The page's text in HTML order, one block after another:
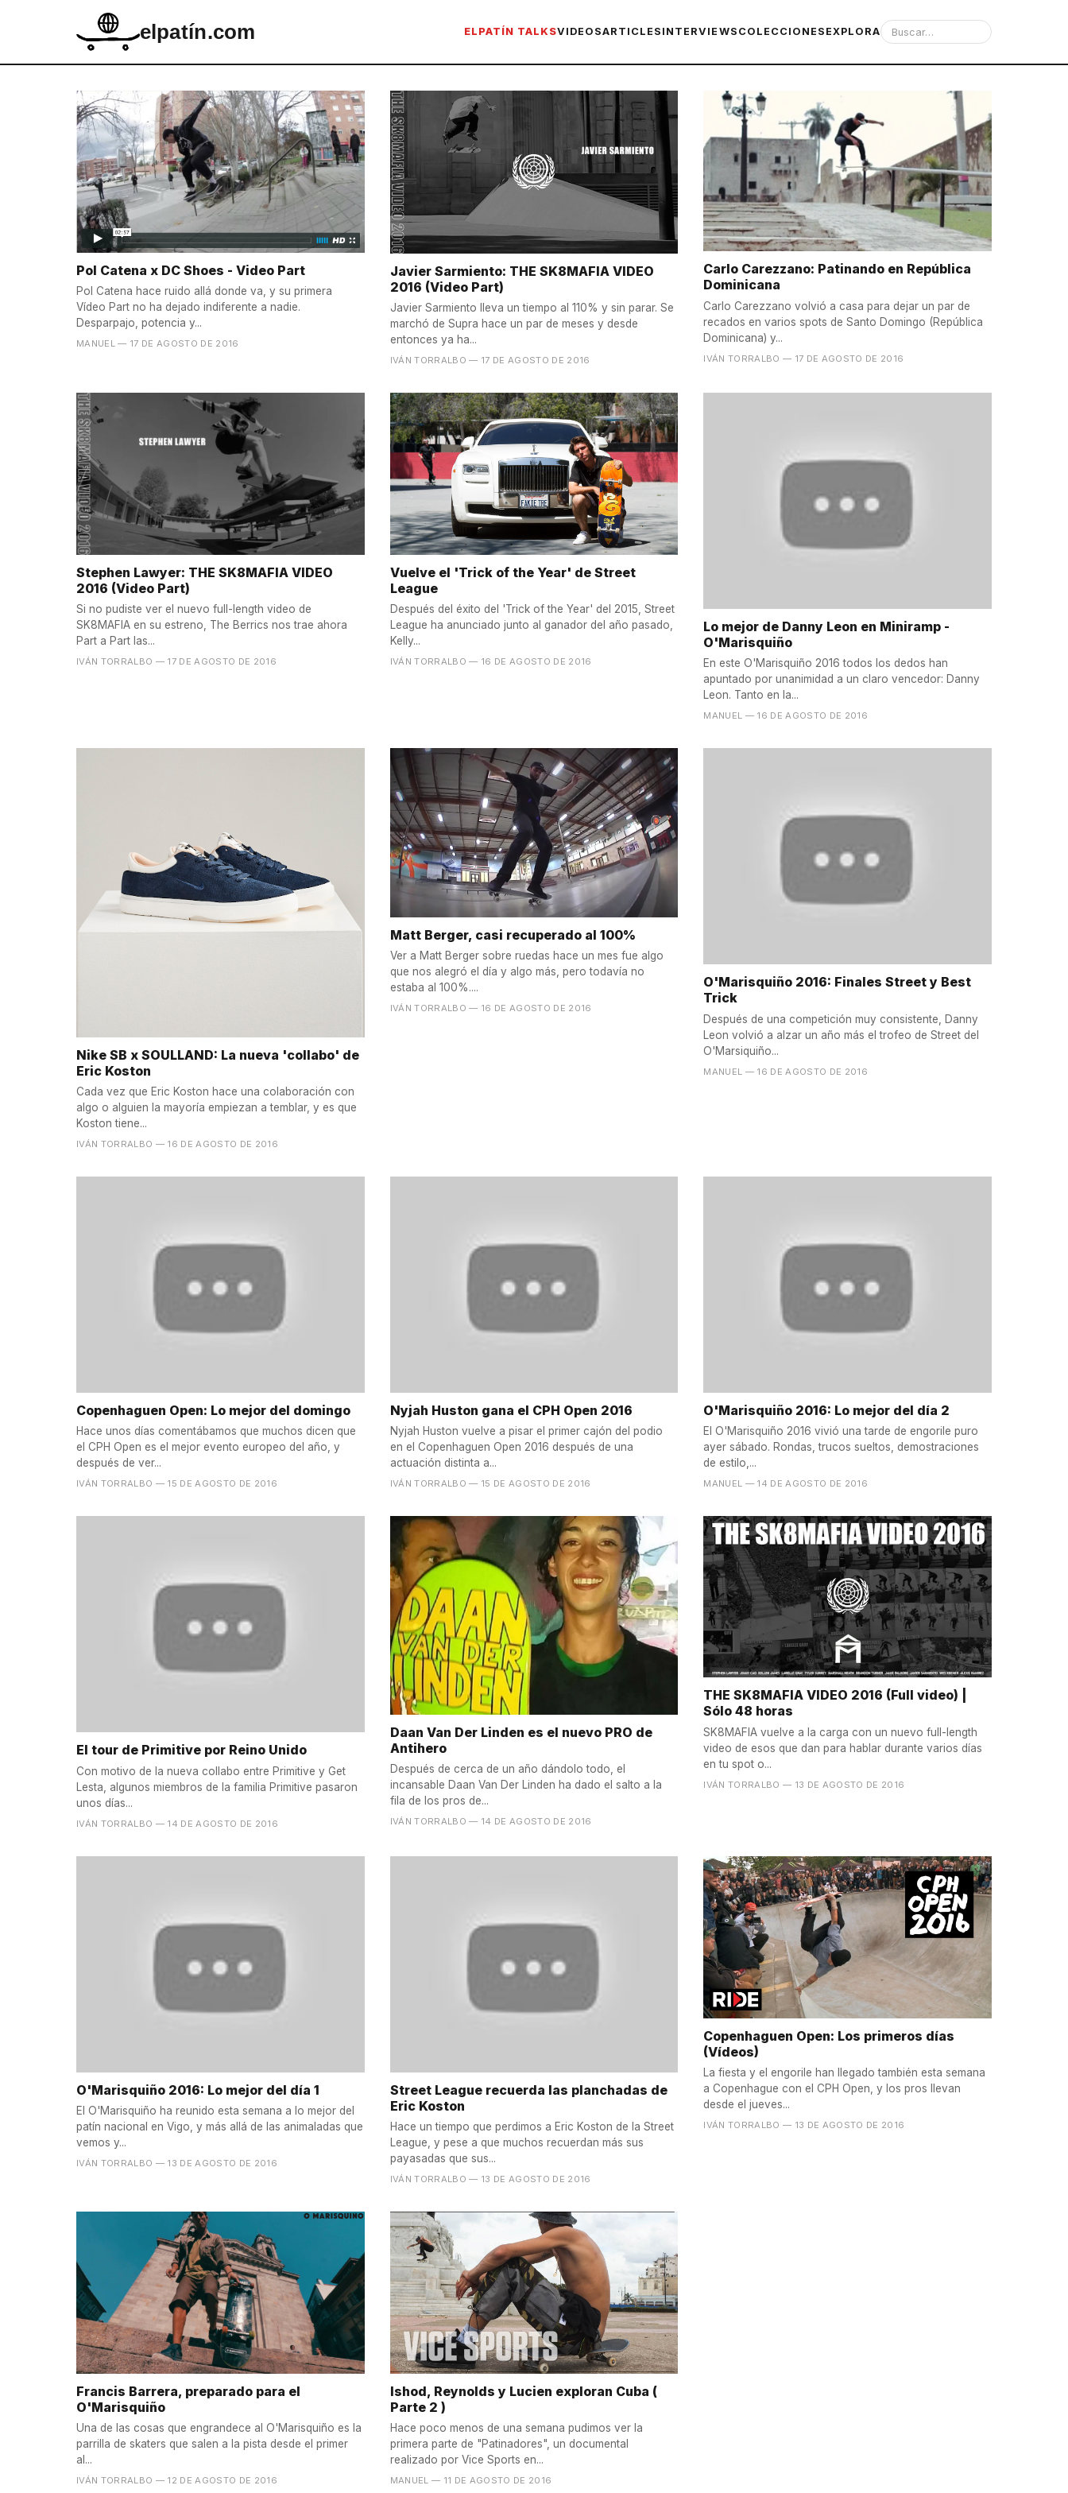
elpatín.com ELPATÍN TALKSVIDEOSARTICLES INTERVIEWS COLECCIONES EXPLORA
Pol Catena x DC Shoes - Video Part
Pol Catena hace ruido allá donde va, y su primera
Vídeo Part no ha dejado indiferente a nadie.
Desparpajo, potencia y...
MANUEL — 17 DE AGOSTO DE 2016
Javier Sarmiento: THE SK8MAFIA VIDEO
2016 (Video Part)
Javier Sarmiento lleva un tiempo al 110% y sin parar. Se
marchó de Supra hace un par de meses y desde
entonces ya ha...
IVÁN TORRALBO — 17 DE AGOSTO DE 2016
Carlo Carezzano: Patinando en República
Dominicana
Carlo Carezzano volvió a casa para dejar un par de
recados en varios spots de Santo Domingo (República
Dominicana) y...
IVÁN TORRALBO — 17 DE AGOSTO DE 2016
Stephen Lawyer: THE SK8MAFIA VIDEO
2016 (Video Part)
Si no pudiste ver el nuevo full-length video de
SK8MAFIA en su estreno, The Berrics nos trae ahora
Part a Part las...
IVÁN TORRALBO — 17 DE AGOSTO DE 2016
Vuelve el 'Trick of the Year' de Street
League
Después del éxito del 'Trick of the Year' del 2015, Street
League ha anunciado junto al ganador del año pasado,
Kelly...
IVÁN TORRALBO — 16 DE AGOSTO DE 2016
Lo mejor de Danny Leon en Miniramp -
O'Marisquiño
En este O'Marisquiño 2016 todos los dedos han
apuntado por unanimidad a un claro vencedor: Danny
Leon. Tanto en la...
MANUEL — 16 DE AGOSTO DE 2016
Nike SB x SOULLAND: La nueva 'collabo' de
Eric Koston
Cada vez que Eric Koston hace una colaboración con
algo o alguien la mayoría empiezan a temblar, y es que
Koston tiene...
IVÁN TORRALBO — 16 DE AGOSTO DE 2016
Matt Berger, casi recuperado al 100%
Ver a Matt Berger sobre ruedas hace un mes fue algo
que nos alegró el día y algo más, pero todavía no
estaba al 100%....
IVÁN TORRALBO — 16 DE AGOSTO DE 2016
O'Marisquiño 2016: Finales Street y Best
Trick
Después de una competición muy consistente, Danny
Leon volvió a alzar un año más el trofeo de Street del
O'Marsiquiño...
MANUEL — 16 DE AGOSTO DE 2016
Copenhaguen Open: Lo mejor del domingo
Hace unos días comentábamos que muchos dicen que
el CPH Open es el mejor evento europeo del año, y
después de ver...
IVÁN TORRALBO — 15 DE AGOSTO DE 2016
Nyjah Huston gana el CPH Open 2016
Nyjah Huston vuelve a pisar el primer cajón del podio
en el Copenhaguen Open 2016 después de una
actuación distinta a...
IVÁN TORRALBO — 15 DE AGOSTO DE 2016
O'Marisquiño 2016: Lo mejor del día 2
El O'Marisquiño 2016 vivió una tarde de engorile puro
ayer sábado. Rondas, trucos sueltos, demostraciones
de estilo,...
MANUEL — 14 DE AGOSTO DE 2016
El tour de Primitive por Reino Unido
Con motivo de la nueva collabo entre Primitive y Get
Lesta, algunos miembros de la familia Primitive pasaron
unos días...
IVÁN TORRALBO — 14 DE AGOSTO DE 2016
Daan Van Der Linden es el nuevo PRO de
Antihero
Después de cerca de un año dándolo todo, el
incansable Daan Van Der Linden ha dado el salto a la
fila de los pros de...
IVÁN TORRALBO — 14 DE AGOSTO DE 2016
THE SK8MAFIA VIDEO 2016 (Full video) |
Sólo 48 horas
SK8MAFIA vuelve a la carga con un nuevo full-length
video de esos que dan para hablar durante varios días
en tu spot o...
IVÁN TORRALBO — 13 DE AGOSTO DE 2016
O'Marisquiño 2016: Lo mejor del día 1
El O'Marisquiño ha reunido esta semana a lo mejor del
patín nacional en Vigo, y más allá de las animaladas que
vemos y...
IVÁN TORRALBO — 13 DE AGOSTO DE 2016
Street League recuerda las planchadas de
Eric Koston
Hace un tiempo que perdimos a Eric Koston de la Street
League, y pese a que muchos recuerdan más sus
payasadas que sus...
IVÁN TORRALBO — 13 DE AGOSTO DE 2016
Copenhaguen Open: Los primeros días
(Vídeos)
La fiesta y el engorile han llegado también esta semana
a Copenhague con el CPH Open, y los pros llevan
desde el jueves...
IVÁN TORRALBO — 13 DE AGOSTO DE 2016
Francis Barrera, preparado para el
O'Marisquiño
Una de las cosas que engrandece al O'Marisquiño es la
parrilla de skaters que salen a la pista desde el primer
al...
IVÁN TORRALBO — 12 DE AGOSTO DE 2016
Ishod, Reynolds y Lucien exploran Cuba (
Parte 2 )
Hace poco menos de una semana pudimos ver la
primera parte de "Patinadores", un documental
realizado por Vice Sports en...
MANUEL — 11 DE AGOSTO DE 2016